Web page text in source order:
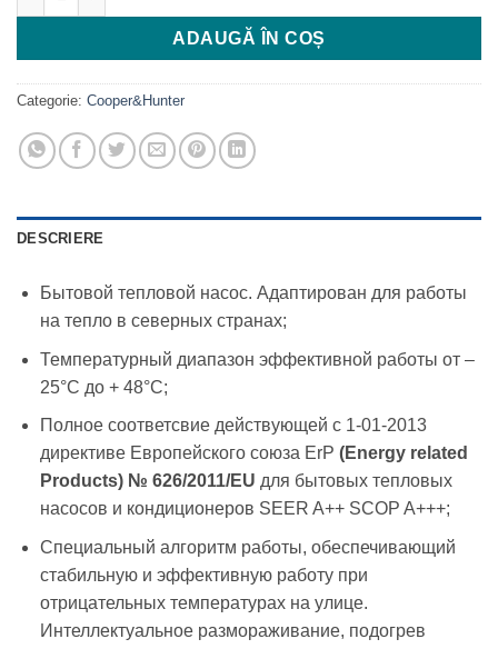
ADAUGĂ ÎN COȘ
Categorie: Cooper&Hunter
DESCRIERE
Бытовой тепловой насос. Адаптирован для работы
на тепло в северных странах;
Температурный диапазон эффективной работы от –
25°С до + 48°С;
Полное соответсвие действующей c 1-01-2013
директиве Европейского союза ErP (Energy related
Products) № 626/2011/EU для бытовых тепловых
насосов и кондиционеров SEER A++ SCOP A+++;
Специальный алгоритм работы, обеспечивающий
стабильную и эффективную работу при
отрицательных температурах на улице.
Интеллектуальное размораживание, подогрев